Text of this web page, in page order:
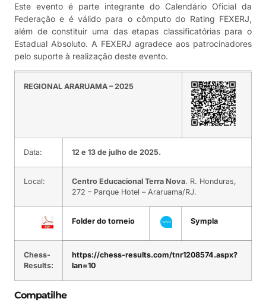
Este evento é parte integrante do Calendário Oficial da
Federação e é válido para o cômputo do Rating FEXERJ,
além de constituir uma das etapas classificatórias para o
Estadual Absoluto. A FEXERJ agradece aos patrocinadores
pelo suporte à realização deste evento.
REGIONAL ARARUAMA – 2025
Data: 12 e 13 de julho de 2025.
Local: Centro Educacional Terra Nova. R. Honduras,
272 – Parque Hotel – Araruama/RJ.
Folder do torneio Sympla
Chess-
Results:
https://chess-results.com/tnr1208574.aspx?
lan=10
Compatilhe